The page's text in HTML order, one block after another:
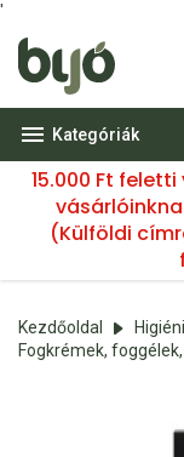
'
Kategóriák
15.000 Ft
(Külföldi
Kezdőoldal
Fogkrémek,